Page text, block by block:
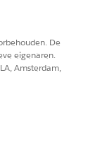
De
eigenaren.
Amsterdam,